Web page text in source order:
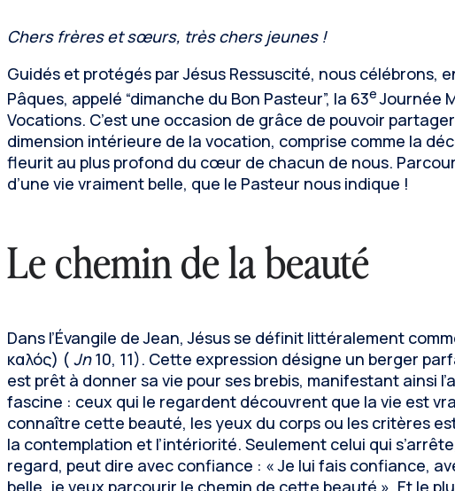
Chers frères et sœurs, très chers jeunes !
Guidés et protégés par Jésus Ressuscité, nous célébrons,
Pâques, appelé “dimanche du Bon Pasteur”, la 63eJournée
Vocations. C’est une occasion de grâce de pouvoir
dimension intérieure de la vocation, comprise comme la
fleurit au plus profond du cœur de chacun de nous.
d’une vie vraiment belle, que le Pasteur nous indique !
Le chemin de la beauté
Dans l’Évangile de Jean, Jésus se définit littéralement
καλός) ( Jn10, 11). Cette expression désigne un berger
est prêt à donner sa vie pour ses brebis, manifestant ainsi
fascine : ceux qui le regardent découvrent que la vie est
connaître cette beauté, les yeux du corps ou les critères
la contemplation et l’intériorité. Seulement celui qui
regard, peut dire avec confiance : « Je lui fais confiance,
belle, je veux parcourir le chemin de cette beauté ». Et le